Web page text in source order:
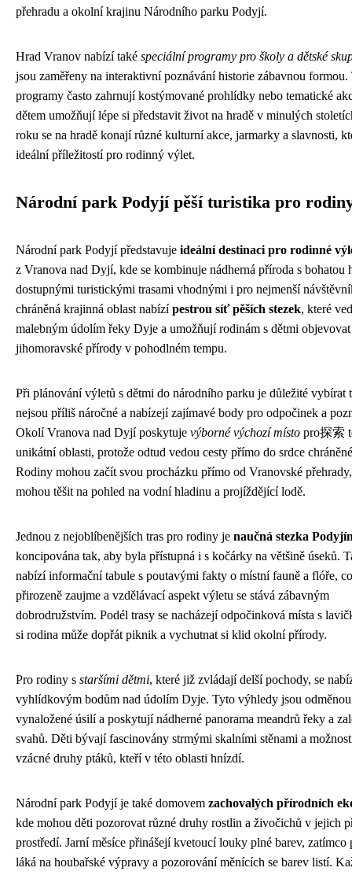
přehradu a okolní krajinu Národního parku Podyjí.
Hrad Vranov nabízí také speciální programy pro školy a dětské
jsou zaměřeny na interaktivní poznávání historie zábavnou formou.
programy často zahrnují kostýmované prohlídky nebo tematické
dětem umožňují lépe si představit život na hradě v minulých
roku se na hradě konají různé kulturní akce, jarmarky a slavnosti,
ideální příležitostí pro rodinný výlet.
Národní park Podyjí pěší turistika pro
Národní park Podyjí představuje ideální destinaci pro rodinné
z Vranova nad Dyjí, kde se kombinuje nádherná příroda s bohatou
dostupnými turistickými trasami vhodnými i pro nejmenší
chráněná krajinná oblast nabízípestrou síť pěších stezek, které
malebným údolím řeky Dyje a umožňují rodinám s dětmi
jihomoravské přírody v pohodlném tempu.
Při plánování výletů s dětmi do národního parku je důležité vybírat
nejsou příliš náročné a nabízejí zajímavé body pro odpočinek a
Okolí Vranova nad Dyjí poskytuje výborné výchozí místo pro探索
unikátní oblasti, protože odtud vedou cesty přímo do srdce
Rodiny mohou začít svou procházku přímo od Vranovské
mohou těšit na pohled na vodní hladinu a projíždějící lodě.
Jednou z nejoblíbenějších tras pro rodiny je naučná stezka
koncipována tak, aby byla přístupná i s kočárky na většině úseků.
nabízí informační tabule s poutavými fakty o místní fauně a flóře,
přirozeně zaujme a vzdělávací aspekt výletu se stává zábavným
dobrodružstvím. Podél trasy se nacházejí odpočinková místa s
si rodina může dopřát piknik a vychutnat si klid okolní přírody.
Pro rodiny s staršími dětmi, které již zvládají delší pochody, se
vyhlídkovým bodům nad údolím Dyje. Tyto výhledy jsou
vynaložené úsilí a poskytují nádherné panorama meandrů řeky a
svahů. Děti bývají fascinovány strmými skalními stěnami a
vzácné druhy ptáků, kteří v této oblasti hnízdí.
Národní park Podyjí je také domovem zachovalých přírodních
kde mohou děti pozorovat různé druhy rostlin a živočichů v jejich
prostředí. Jarní měsíce přinášejí kvetoucí louky plné barev, zatímco
láká na houbařské výpravy a pozorování měnících se barev listí.